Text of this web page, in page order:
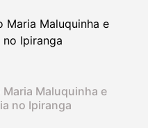
Maria Maluquinha e
no Ipiranga